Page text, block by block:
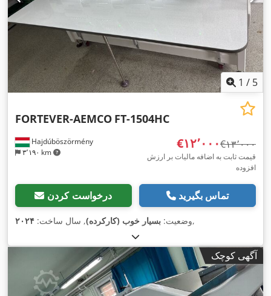
1 / 5
Hajdúböszörmény
۳٬۱۹۰ km
FORTEVER-AEMCO FT-1504HC
‎€۱۲٬۰۰۰ ‎€۱۳٬۰۰۰
قیمت ثابت به اضافه مالیات بر ارزش
افزوده
درخواست کردن تماس بگیرید
وضعیت: بسیار خوب (کارکرده), سال ساخت: ۲۰۲۴ ,
آگهی کوچک